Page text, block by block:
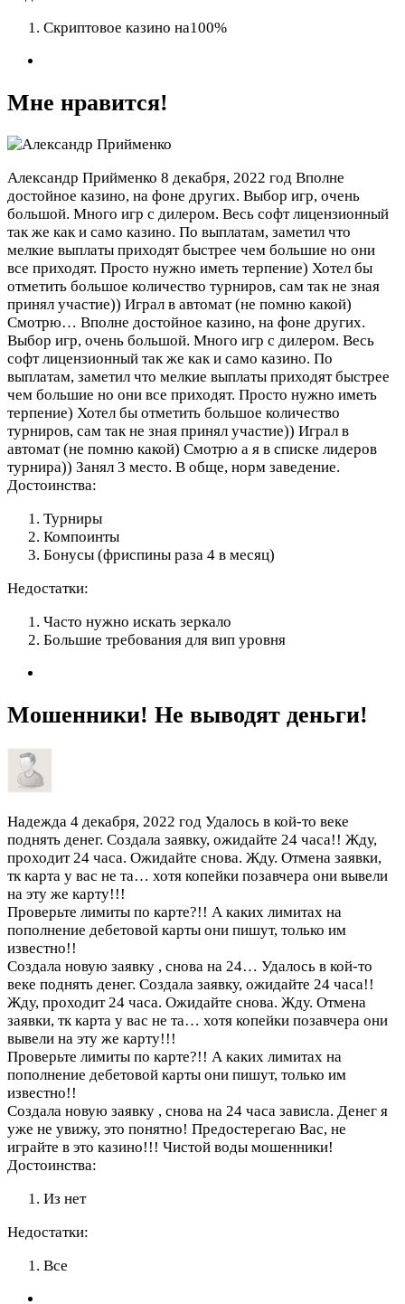
Скриптовое казино на100%
Мне нравится!
Александр Прийменко 8 декабря, 2022 год Вполне
достойное казино, на фоне других. Выбор игр, очень
большой. Много игр с дилером. Весь софт лицензионный
так же как и само казино. По выплатам, заметил что
мелкие выплаты приходят быстрее чем большие но они
все приходят. Просто нужно иметь терпение) Хотел бы
отметить большое количество турниров, сам так не зная
принял участие)) Играл в автомат (не помню какой)
Смотрю… Вполне достойное казино, на фоне других.
Выбор игр, очень большой. Много игр с дилером. Весь
софт лицензионный так же как и само казино. По
выплатам, заметил что мелкие выплаты приходят быстрее
чем большие но они все приходят. Просто нужно иметь
терпение) Хотел бы отметить большое количество
турниров, сам так не зная принял участие)) Играл в
автомат (не помню какой) Смотрю а я в списке лидеров
турнира)) Занял 3 место. В обще, норм заведение.
Достоинства:
Турниры
Компоинты
Бонусы (фриспины раза 4 в месяц)
Недостатки:
Часто нужно искать зеркало
Большие требования для вип уровня
Мошенники! Не выводят деньги!
Надежда 4 декабря, 2022 год Удалось в кой-то веке
поднять денег. Создала заявку, ожидайте 24 часа!! Жду,
проходит 24 часа. Ожидайте снова. Жду. Отмена заявки,
тк карта у вас не та… хотя копейки позавчера они вывели
на эту же карту!!!
Проверьте лимиты по карте?!! А каких лимитах на
пополнение дебетовой карты они пишут, только им
известно!!
Создала новую заявку , снова на 24… Удалось в кой-то
веке поднять денег. Создала заявку, ожидайте 24 часа!!
Жду, проходит 24 часа. Ожидайте снова. Жду. Отмена
заявки, тк карта у вас не та… хотя копейки позавчера они
вывели на эту же карту!!!
Проверьте лимиты по карте?!! А каких лимитах на
пополнение дебетовой карты они пишут, только им
известно!!
Создала новую заявку , снова на 24 часа зависла. Денег я
уже не увижу, это понятно! Предостерегаю Вас, не
играйте в это казино!!! Чистой воды мошенники!
Достоинства:
Из нет
Недостатки:
Все